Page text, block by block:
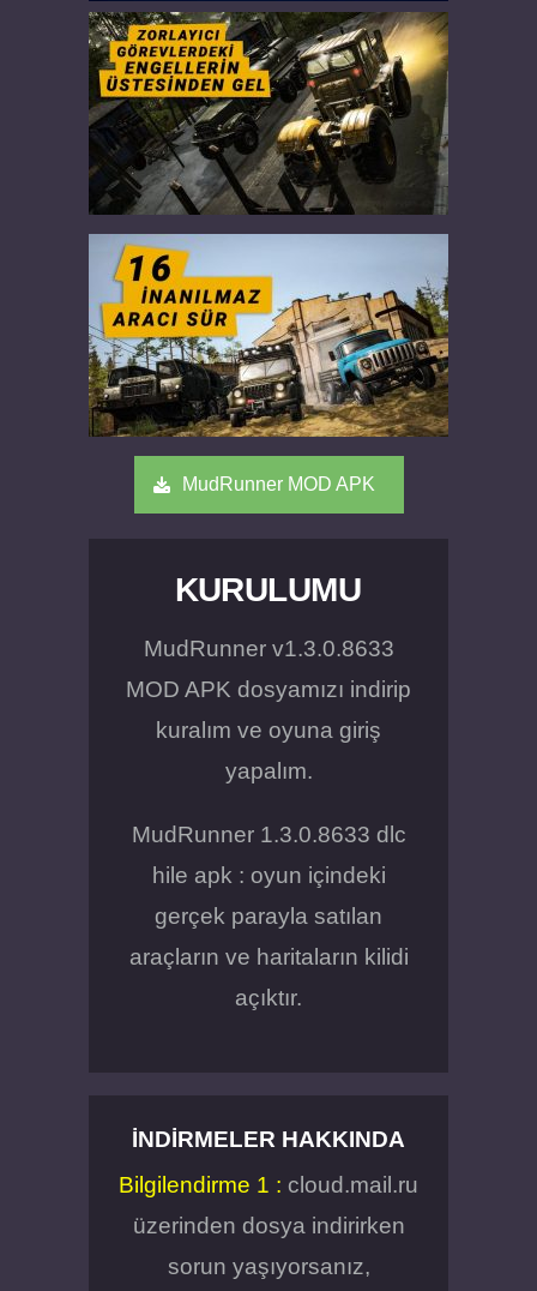
MudRunner MOD APK
KURULUMU
MudRunner v1.3.0.8633
MOD APK dosyamızı indirip
kuralım ve oyuna giriş
yapalım.
MudRunner 1.3.0.8633 dlc
hile apk : oyun içindeki
gerçek parayla satılan
araçların ve haritaların kilidi
açıktır.
İNDIRMELER HAKKINDA
Bilgilendirme 1 : cloud.mail.ru
üzerinden dosya indirirken
sorun yaşıyorsanız,